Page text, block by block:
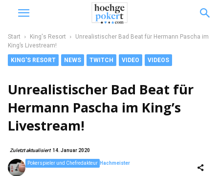
Start King's Resort
Unrealistischer Bad Beat für Hermann Pascha im
King’s Livestream!
KING'S RESORT NEWS TWITCH VIDEO VIDEOS
Unrealistischer Bad Beat für
Hermann Pascha im King’s
Livestream!
Zuletzt aktualisiert 14. Januar 2020
Hachmeister
Pokerspieler und Chefredakteur